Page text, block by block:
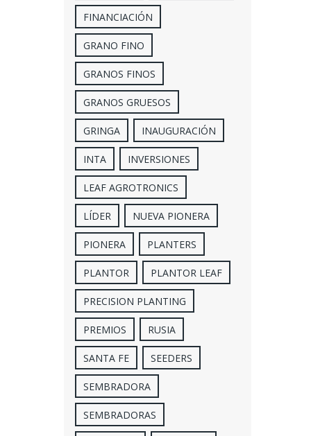
FINANCIACIÓN
GRANO FINO
GRANOS FINOS
GRANOS GRUESOS
GRINGA INAUGURACIÓN
INTA INVERSIONES
LEAF AGROTRONICS
LÍDER NUEVA PIONERA
PIONERA PLANTERS
PLANTOR PLANTOR LEAF
PRECISION PLANTING
PREMIOS RUSIA
SANTA FE SEEDERS
SEMBRADORA
SEMBRADORAS